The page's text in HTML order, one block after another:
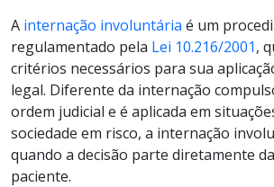
A internação involuntária é um
regulamentado pela Lei 10.216/2001,
critérios necessários para sua
legal. Diferente da internação
ordem judicial e é aplicada em
sociedade em risco, a internação
quando a decisão parte diretamente
paciente.